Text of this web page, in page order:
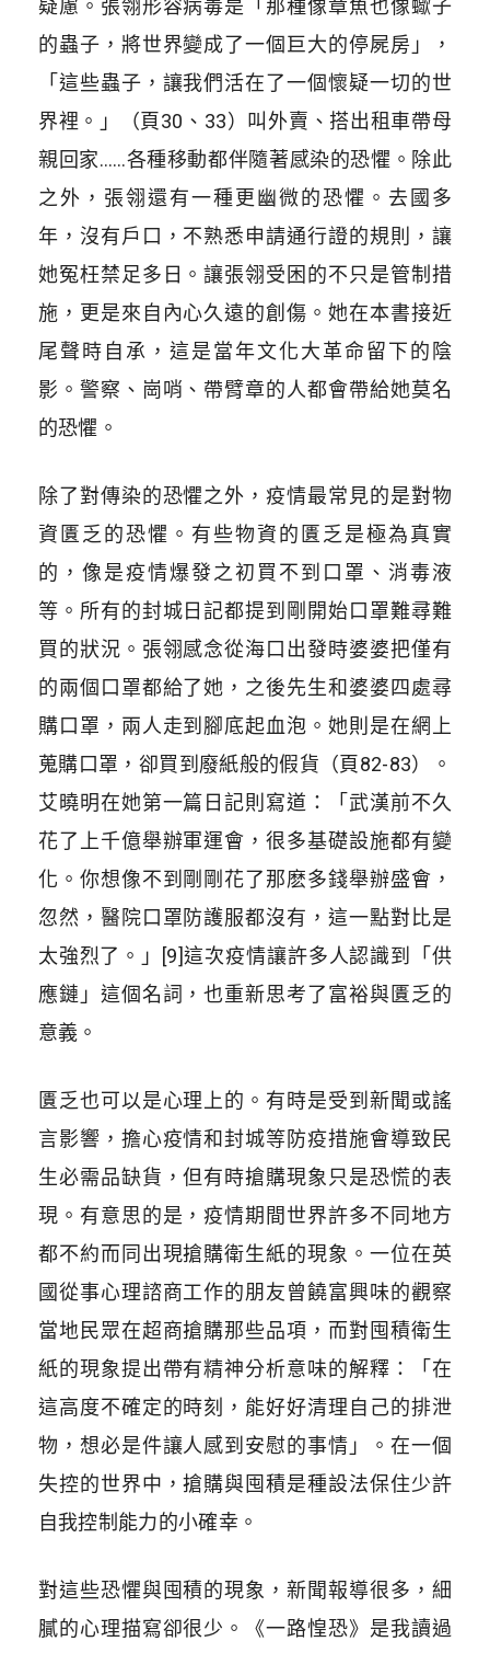
疑慮。張翎形容病毒是「那種像章魚也像蠍子
的蟲子，將世界變成了一個巨大的停屍房」，
「這些蟲子，讓我們活在了一個懷疑一切的世
界裡。」（頁30、33）叫外賣、搭出租車帶母
親回家……各種移動都伴隨著感染的恐懼。除此
之外，張翎還有一種更幽微的恐懼。去國多
年，沒有戶口，不熟悉申請通行證的規則，讓
她冤枉禁足多日。讓張翎受困的不只是管制措
施，更是來自內心久遠的創傷。她在本書接近
尾聲時自承，這是當年文化大革命留下的陰
影。警察、崗哨、帶臂章的人都會帶給她莫名
的恐懼。
除了對傳染的恐懼之外，疫情最常見的是對物
資匱乏的恐懼。有些物資的匱乏是極為真實
的，像是疫情爆發之初買不到口罩、消毒液
等。所有的封城日記都提到剛開始口罩難尋難
買的狀況。張翎感念從海口出發時婆婆把僅有
的兩個口罩都給了她，之後先生和婆婆四處尋
購口罩，兩人走到腳底起血泡。她則是在網上
蒐購口罩，卻買到廢紙般的假貨（頁82-83）。
艾曉明在她第一篇日記則寫道：「武漢前不久
花了上千億舉辦軍運會，很多基礎設施都有變
化。你想像不到剛剛花了那麽多錢舉辦盛會，
忽然，醫院口罩防護服都沒有，這一點對比是
太強烈了。」[9]這次疫情讓許多人認識到「供
應鏈」這個名詞，也重新思考了富裕與匱乏的
意義。
匱乏也可以是心理上的。有時是受到新聞或謠
言影響，擔心疫情和封城等防疫措施會導致民
生必需品缺貨，但有時搶購現象只是恐慌的表
現。有意思的是，疫情期間世界許多不同地方
都不約而同出現搶購衛生紙的現象。一位在英
國從事心理諮商工作的朋友曾饒富興味的觀察
當地民眾在超商搶購那些品項，而對囤積衛生
紙的現象提出帶有精神分析意味的解釋：「在
這高度不確定的時刻，能好好清理自己的排泄
物，想必是件讓人感到安慰的事情」。在一個
失控的世界中，搶購與囤積是種設法保住少許
自我控制能力的小確幸。
對這些恐懼與囤積的現象，新聞報導很多，細
膩的心理描寫卻很少。《一路惶恐》是我讀過